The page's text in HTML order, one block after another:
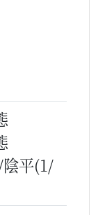
平(1/